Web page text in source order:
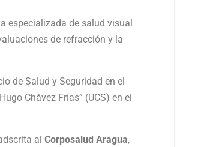
especializada de salud visual
de refracción y la
de Salud y Seguridad en el
Chávez Frías” (UCS) en el
al Corposalud Aragua,